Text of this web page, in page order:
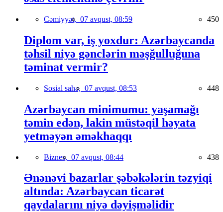
Cəmiyyət, 07 avqust, 08:59 450
Diplom var, iş yoxdur: Azərbaycanda
təhsil niyə gənclərin məşğulluğuna
təminat vermir?
Sosial sahə, 07 avqust, 08:53 448
Azərbaycan minimumu: yaşamağı
təmin edən, lakin müstəqil həyata
yetməyən əməkhaqqı
Biznes, 07 avqust, 08:44 438
Ənənəvi bazarlar şəbəkələrin təzyiqi
altında: Azərbaycan ticarət
qaydalarını niyə dəyişməlidir